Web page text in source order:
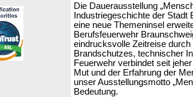
Die Dauerausstellung
Industriegeschichte der Stadt
eine neue Themeninsel
Berufsfeuerwehr
eindrucksvolle Zeitreise
Brandschutzes, technischer
Feuerwehr verbindet seit
Mut und der Erfahrung der
unser Ausstellungsmotto
Bedeutung.